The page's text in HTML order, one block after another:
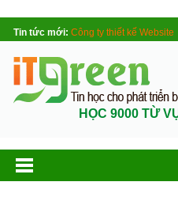
Tin tức mới: Công ty thiết kế Website
HỌC 9000 TỪ